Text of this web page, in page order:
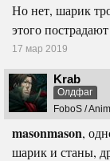
Но нет, шарик
этого
17 мар 2019
Krab
Олдфаг
FoboS /
masonmason,
шарик и станы,